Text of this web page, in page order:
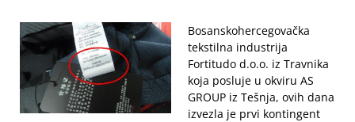
Bosanskohercegovačka
tekstilna industrija
Fortitudo d.o.o. iz Travnika
koja posluje u okviru AS
GROUP iz Tešnja, ovih dana
izvezla je prvi kontingent